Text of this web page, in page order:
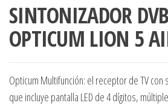
SINTONIZADOR
OPTICUM LION 5
Opticum Multifunción: el receptor de TV
que incluye pantalla LED de 4 dígitos,